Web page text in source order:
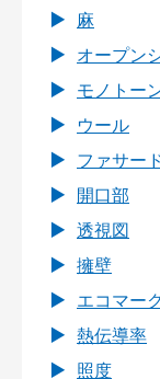
麻
オープン
モノトー
ウール
ファサー
開口部
透視図
擁壁
エコマー
熱伝導率
照度